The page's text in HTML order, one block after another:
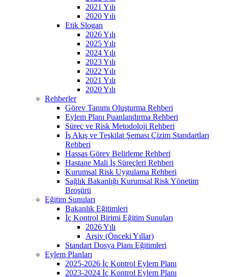
2021 Yılı
2020 Yılı
Etik Slogan
2026 Yılı
2025 Yılı
2024 Yılı
2023 Yılı
2022 Yılı
2021 Yılı
2020 Yılı
Rehberler
Görev Tanımı Oluşturma Rehberi
Eylem Planı Puanlandırma Rehberi
Süreç ve Risk Metodoloji Rehberi
İş Akış ve Teşkilat Şeması Çizim Standartları
Rehberi
Hassas Görev Belirleme Rehberi
Hastane Mali İş Süreçleri Rehberi
Kurumsal Risk Uygulama Rehberi
Sağlık Bakanlığı Kurumsal Risk Yönetim
Broşürü
Eğitim Sunuları
Bakanlık Eğitimleri
İç Kontrol Birimi Eğitim Sunuları
2026 Yılı
Arşiv (Önceki Yıllar)
Standart Dosya Planı Eğitimleri
Eylem Planları
2025-2026 İç Kontrol Eylem Planı
2023-2024 İç Kontrol Eylem Planı